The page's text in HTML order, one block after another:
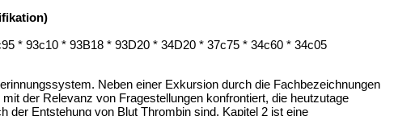
* 93c10 * 93B18 * 93D20 * 34D20 * 37c75 * 34c60 * 34c05
Neben einer Exkursion durch die Fachbezeichnungen
der Relevanz von Fragestellungen konfrontiert, die heutzutage
der Entstehung von Blut Thrombin sind. Kapitel 2 ist eine